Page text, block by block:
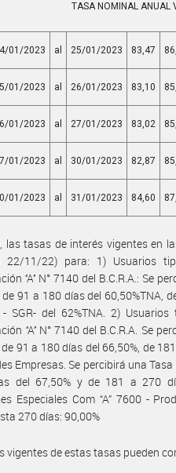
TASA NOMINAL ANUAL
01/2023 al 25/01/2023 83,47
01/2023 al 26/01/2023 83,10
01/2023 al 27/01/2023 83,02
01/2023 al 30/01/2023 82,87
01/2023 al 31/01/2023 84,60
las tasas de interés vigentes en
22/11/22) para: 1) Usuarios
‘‘A’’ N° 7140 del B.C.R.A.:
de 91 a 180 días del 60,50%TNA,
SGR- del 62%TNA. 2)
‘‘A’’ N° 7140 del B.C.R.A.
de 91 a 180 días del 66,50%, de
Empresas. Se percibirá una
del 67,50% y de 181 a 270
Especiales Com “A” 7600 -
270 días: 90,00%
vigentes de estas tasas pueden